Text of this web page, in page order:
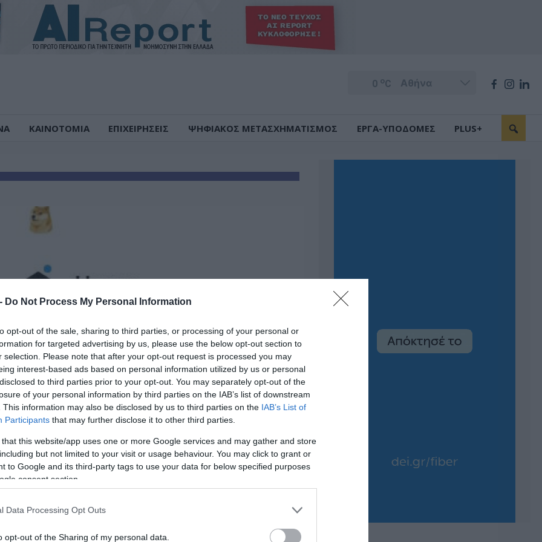
Do Not Process My Personal Information
opt-out of the sale, sharing to third parties, or processing of your personal or
for targeted advertising by us, please use the below opt-out section to
selection. Please note that after your opt-out request is processed you may
interest-based ads based on personal information utilized by us or personal
to third parties prior to your opt-out. You may separately opt-out of the
of your personal information by third parties on the IAB’s list of downstream
This information may also be disclosed by us to third parties on the IAB’s List of
Participants that may further disclose it to other third parties.
that this website/app uses one or more Google services and may gather and store
but not limited to your visit or usage behaviour. You may click to grant or
to Google and its third-party tags to use your data for below specified purposes
consent section.
Data Processing Opt Outs
opt-out of the Sharing of my personal data.
0 oC
ΚΑΙΝΟΤΟΜΙΑ ΕΠΙΧΕΙΡΗΣΕΙΣ ΨΗΦΙΑΚΟΣ ΜΕΤΑΣΧΗΜΑΤΙΣΜΟΣ ΕΡΓΑ-ΥΠΟΔΟΜΕΣ PLUS+